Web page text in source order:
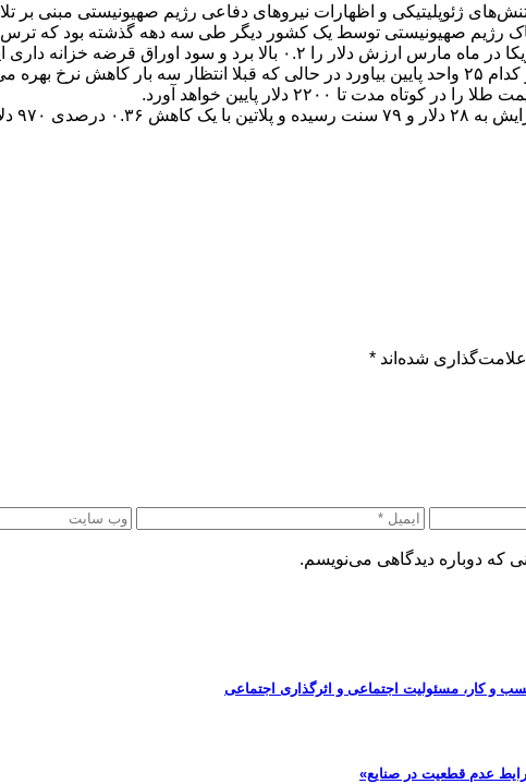
ژئوپلیتیکی و اظهارات نیروهای دفاعی رژیم صهیونیستی مبنی بر
رژیم صهیونیستی توسط یک کشور دیگر طی سه دهه گذشته بود که
داری این کشور هم به بالاترین رقم طی ۵ ماه گذشته رسیده است.
می‌رفت.
تا ۲۲۰۰ دلار پایین خواهد آورد.
شده‌اند *
که دوباره دیدگاهی می‌نویسم.
و کار، مسئولیت اجتماعی و اثرگذاری اجتماعی
عدم قطعیت در صنایع»